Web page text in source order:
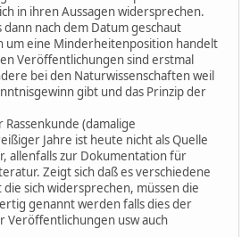
in ihren Aussagen widersprechen.
dann nach dem Datum geschaut
um eine Minderheitenposition handelt
Veröffentlichungen sind erstmal
bei den Naturwissenschaften weil
gibt und das Prinzip der
(damalige
Jahre ist heute nicht als Quelle
allenfalls zur Dokumentation für
Zeigt sich daß es verschiedene
sich widersprechen, müssen die
genannt werden falls dies der
Veröffentlichungen usw auch